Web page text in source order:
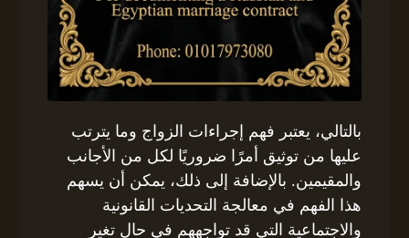
بالتالي، يعتبر فهم إجراءات الزواج وما يترتب
عليها من توثيق أمرًا ضروريًا لكل من الأجانب
والمقيمين. بالإضافة إلى ذلك، يمكن أن يسهم
هذا الفهم في معالجة التحديات القانونية
والاجتماعية التي قد تواجههم في حال تغير